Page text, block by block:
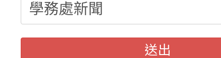
送出